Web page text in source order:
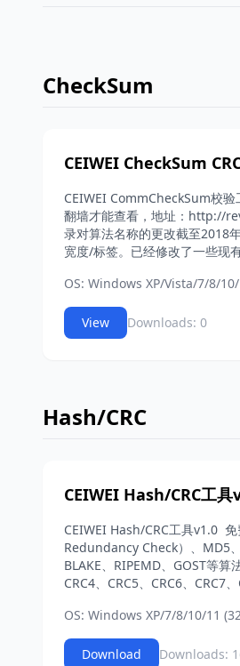
CheckSum
CEIWEI CheckSum
CEIWEI CommCheckSum校
翻墙才能查看，地址：http://
录对算法名称的更改截至2018
宽度/标签。已经修改了一些现
OS: Windows XP/Vista/7/8/10/
View Downloads: 0
Hash/CRC
CEIWEI Hash/CRC工具
CEIWEI Hash/CRC工具v1.0
Redundancy Check）、MD5、
BLAKE、RIPEMD、GOST等
CRC4、CRC5、CRC6、CRC7
OS: Windows XP/7/8/10/11
Download Downloads: